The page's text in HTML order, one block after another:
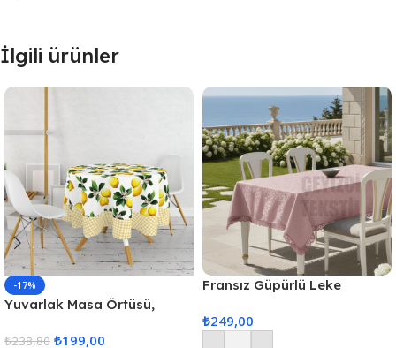
İlgili ürünler
-17%
Yuvarlak Masa Örtüsü,
₺238,80 ₺199,00
Fransız Güpürlü Leke
160x260cm – Pudra
₺249,00